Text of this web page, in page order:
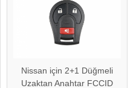
Nissan için 2+1 Düğmeli
Uzaktan Anahtar FCCID